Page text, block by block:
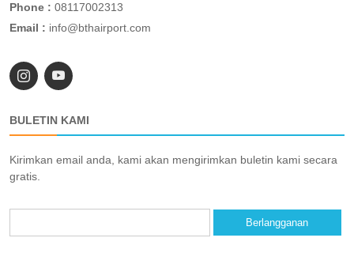
Phone : 08117002313
Email : info@bthairport.com
BULETIN KAMI
Kirimkan email anda, kami akan mengirimkan buletin kami secara
gratis.